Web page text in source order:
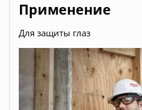
Применение
Для защиты глаз